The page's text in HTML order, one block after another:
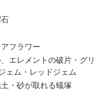
フラワー
エレメントの破片・グリ
ェム・レッドジェム
・砂が取れる蟻塚